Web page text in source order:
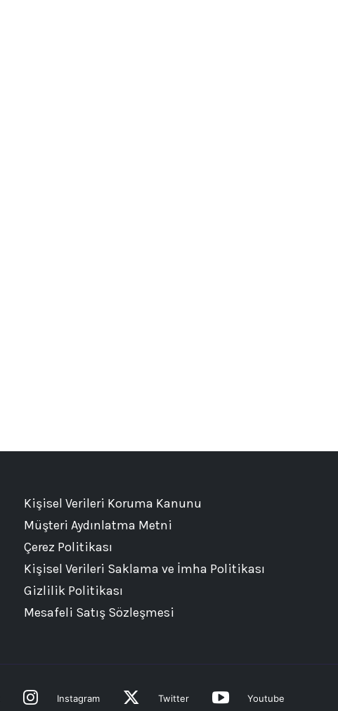
Kişisel Verileri Koruma Kanunu
Müşteri Aydınlatma Metni
Çerez Politikası
Kişisel Verileri Saklama ve İmha Politikası
Gizlilik Politikası
Mesafeli Satış Sözleşmesi
Instagram Twitter Youtube